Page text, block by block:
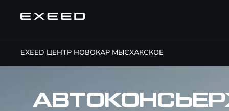
EXEED ЦЕНТР НОВОКАР МЫСХАКСКОЕ